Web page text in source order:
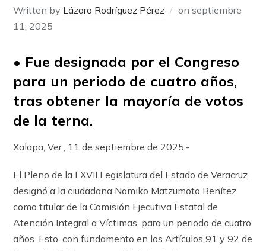
Written by Lázaro Rodríguez Pérez onseptiembre
11, 2025
• Fue designada por el Congreso
para un periodo de cuatro años,
tras obtener la mayoría de votos
de la terna.
Xalapa, Ver., 11 de septiembre de 2025.-
El Pleno de la LXVII Legislatura del Estado de Veracruz
designó a la ciudadana Namiko Matzumoto Benítez
como titular de la Comisión Ejecutiva Estatal de
Atención Integral a Víctimas, para un periodo de cuatro
años. Esto, con fundamento en los Artículos 91 y 92 de